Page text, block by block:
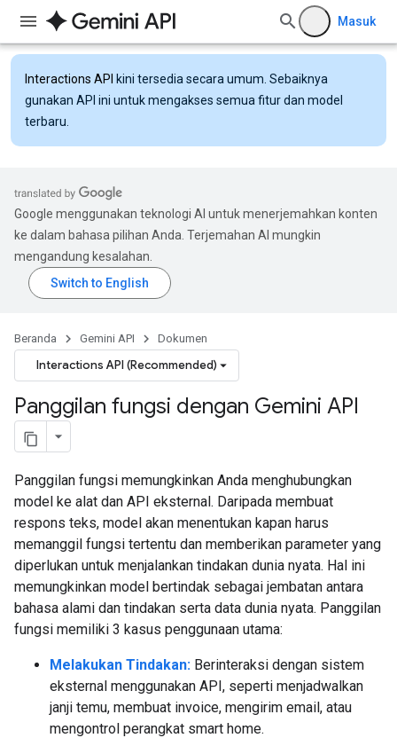
Masuk
Interactions API kini tersedia secara umum. Sebaiknya
gunakan API ini untuk mengakses semua fitur dan model
terbaru.
Google menggunakan teknologi AI untuk menerjemahkan konten
ke dalam bahasa pilihan Anda. Terjemahan AI mungkin
mengandung kesalahan.
Beranda Gemini API Dokumen
Interactions API (Recommended)
Panggilan fungsi dengan Gemini API
Panggilan fungsi memungkinkan Anda menghubungkan
model ke alat dan API eksternal. Daripada membuat
respons teks, model akan menentukan kapan harus
memanggil fungsi tertentu dan memberikan parameter yang
diperlukan untuk menjalankan tindakan dunia nyata. Hal ini
memungkinkan model bertindak sebagai jembatan antara
bahasa alami dan tindakan serta data dunia nyata. Panggilan
fungsi memiliki 3 kasus penggunaan utama:
Melakukan Tindakan: Berinteraksi dengan sistem
eksternal menggunakan API, seperti menjadwalkan
janji temu, membuat invoice, mengirim email, atau
mengontrol perangkat smart home.